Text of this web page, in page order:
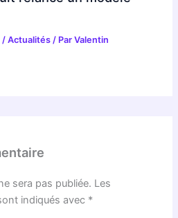
/Actualités / ParValentin
sera pas publiée. Les
indiqués avec *